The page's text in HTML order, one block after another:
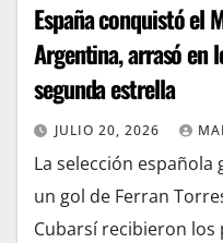
España conquistó el
Argentina, arrasó en
segunda estrella
JULIO 20, 2026
La selección
un gol de Ferran
Cubarsí recibieron